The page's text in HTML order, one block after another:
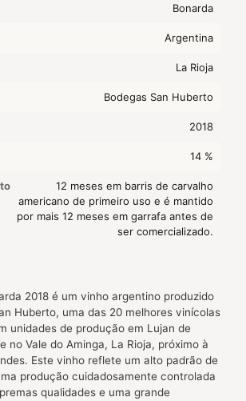
Bonarda
Argentina
La Rioja
Bodegas San Huberto
2018
14 %
12 meses em barris de carvalho
americano de primeiro uso e é mantido
por mais 12 meses em garrafa antes de
ser comercializado.
2018 é um vinho argentino produzido
Huberto, uma das 20 melhores vinícolas
unidades de produção em Lujan de
no Vale do Aminga, La Rioja, próximo à
Este vinho reflete um alto padrão de
produção cuidadosamente controlada
qualidades e uma grande